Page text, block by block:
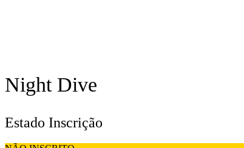
Night Dive
Estado Inscrição